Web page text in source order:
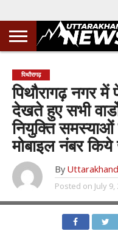
पिथौरागढ़
पिथौरागढ़ नगर
देखते हुए सभी
नियुक्ति
मोबाइल नंबर किये
By
Posted on July 9,